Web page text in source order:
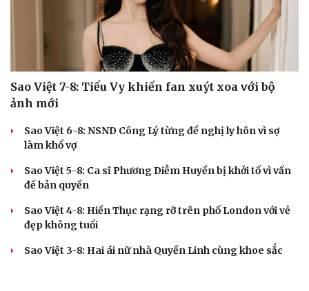
Sao Việt 7-8: Tiểu Vy khiến fan xuýt xoa với bộ
ảnh mới
Sao Việt 6-8: NSND Công Lý từng đề nghị ly hôn vì sợ
làm khổ vợ
Sao Việt 5-8: Ca sĩ Phương Diễm Huyền bị khởi tố vì vấn
đề bản quyền
Sao Việt 4-8: Hiền Thục rạng rỡ trên phố London với vẻ
đẹp không tuổi
Sao Việt 3-8: Hai ái nữ nhà Quyền Linh cùng khoe sắc